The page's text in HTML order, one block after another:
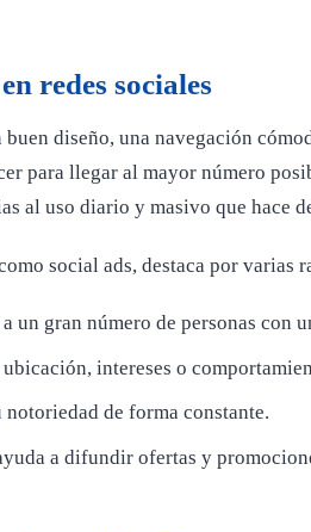
redes sociales
diseño, una navegación
para llegar al mayor número
al uso diario y masivo que hace
social ads, destaca por varias
un gran número de personas con
intereses o
de forma constante.
a difundir ofertas y